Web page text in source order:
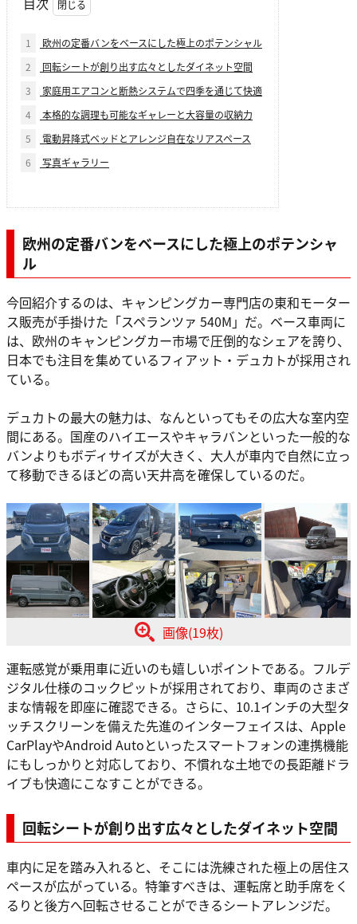
1
欧州の定番バンをベースにした極上のポテンシャル
2
回転シートが創り出す広々としたダイネット空間
3
家庭用エアコンと断熱システムで四季を通じて快適
4
本格的な調理も可能なギャレーと大容量の収納力
5
電動昇降式ベッドとアレンジ自在なリアスペース
6
写真ギャラリー
欧州の定番バンをベースにした極上のポテンシャ
ル
今回紹介するのは、キャンピングカー専門店の東和モーター
ス販売が手掛けた「スペランツァ 540M」だ。ベース車両に
は、欧州のキャンピングカー市場で圧倒的なシェアを誇り、
日本でも注目を集めているフィアット・デュカトが採用され
ている。
デュカトの最大の魅力は、なんといってもその広大な室内空
間にある。国産のハイエースやキャラバンといった一般的な
バンよりもボディサイズが大きく、大人が車内で自然に立っ
て移動できるほどの高い天井高を確保しているのだ。
画像(19枚)
運転感覚が乗用車に近いのも嬉しいポイントである。フルデ
ジタル仕様のコックピットが採用されており、車両のさまざ
まな情報を即座に確認できる。さらに、10.1インチの大型タ
ッチスクリーンを備えた先進のインターフェイスは、Apple
CarPlayやAndroid Autoといったスマートフォンの連携機能
にもしっかりと対応しており、不慣れな土地での長距離ドラ
イブも快適にこなすことができる。
回転シートが創り出す広々としたダイネット空間
車内に足を踏み入れると、そこには洗練された極上の居住ス
ペースが広がっている。特筆すべきは、運転席と助手席をく
るりと後方へ回転させることができるシートアレンジだ。